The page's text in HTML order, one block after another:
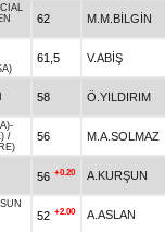
62 M.M.BİLGİN
61,5 V.ABİŞ
58 Ö.YILDIRIM
-
/
56 M.A.SOLMAZ
56 +0.20 A.KURŞUN
52 +2.00 A.ASLAN